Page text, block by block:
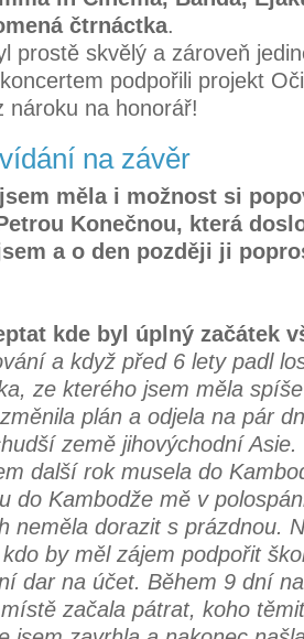
čtrnáctka.
prostě skvělý a zároveň
podpořili projekt
nároku na honorář!
na závěr
měla i možnost si
Konečnou, která
a o den později ji
kde byl úplný začátek
a když před 6 lety padl
ze kterého jsem měla
plán a odjela na pár
země jihovýchodní
další rok musela do
do Kambodže mě v
neměla dorazit s prázdnou.
by měl zájem podpořit
dar na účet. Během 9 dní
začala pátrat, koho